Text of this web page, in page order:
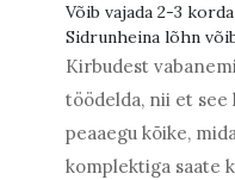
Võib vajada 2-3
Sidrunheina lõhn
Kirbudest
töödelda, nii et see
peaaegu kõike,
komplektiga saate